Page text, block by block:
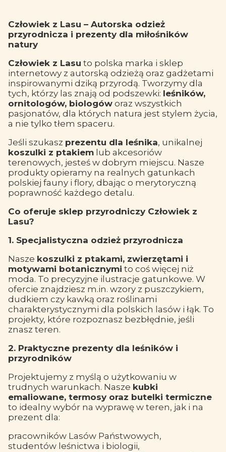
Człowiek z Lasu – Autorska odzież
przyrodnicza i prezenty dla miłośników
natury
Człowiek z Lasu to polska marka i sklep
internetowy z autorską odzieżą oraz gadżetami
inspirowanymi dziką przyrodą. Tworzymy dla
tych, którzy las znają od podszewki: leśników,
ornitologów, biologów oraz wszystkich
pasjonatów, dla których natura jest stylem życia,
a nie tylko tłem spaceru.
Jeśli szukasz prezentu dla leśnika, unikalnej
koszulki z ptakiem lub akcesoriów
terenowych, jesteś w dobrym miejscu. Nasze
produkty opieramy na realnych gatunkach
polskiej fauny i flory, dbając o merytoryczną
poprawność każdego detalu.
Co oferuje sklep przyrodniczy Człowiek z
Lasu?
1. Specjalistyczna odzież przyrodnicza
Nasze koszulki z ptakami, zwierzętami i
motywami botanicznymi to coś więcej niż
moda. To precyzyjne ilustracje gatunkowe. W
ofercie znajdziesz m.in. wzory z puszczykiem,
dudkiem czy kawką oraz roślinami
charakterystycznymi dla polskich lasów i łąk. To
projekty, które rozpoznasz bezbłędnie, jeśli
znasz teren.
2. Praktyczne prezenty dla leśników i
przyrodników
Projektujemy z myślą o użytkowaniu w
trudnych warunkach. Nasze kubki
emaliowane, termosy oraz butelki termiczne
to idealny wybór na wyprawę w teren, jak i na
prezent dla:
pracowników Lasów Państwowych,
studentów leśnictwa i biologii,